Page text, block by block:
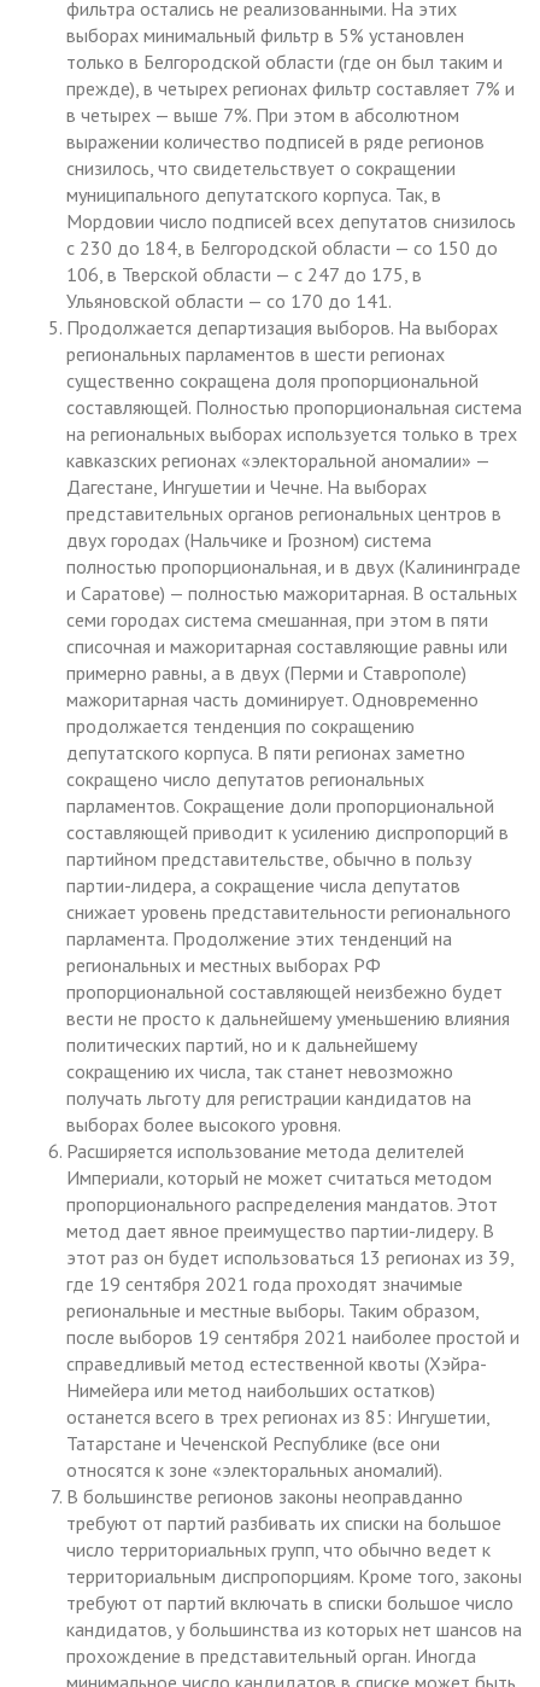
фильтра остались не реализованными. На этих
выборах минимальный фильтр в 5% установлен
только в Белгородской области (где он был таким и
прежде), в четырех регионах фильтр составляет 7% и
в четырех — выше 7%. При этом в абсолютном
выражении количество подписей в ряде регионов
снизилось, что свидетельствует о сокращении
муниципального депутатского корпуса. Так, в
Мордовии число подписей всех депутатов снизилось
с 230 до 184, в Белгородской области — со 150 до
106, в Тверской области — с 247 до 175, в
Ульяновской области — со 170 до 141.
Продолжается департизация выборов. На выборах
региональных парламентов в шести регионах
существенно сокращена доля пропорциональной
составляющей. Полностью пропорциональная система
на региональных выборах используется только в трех
кавказских регионах «электоральной аномалии» —
Дагестане, Ингушетии и Чечне. На выборах
представительных органов региональных центров в
двух городах (Нальчике и Грозном) система
полностью пропорциональная, и в двух (Калининграде
и Саратове) — полностью мажоритарная. В остальных
семи городах система смешанная, при этом в пяти
списочная и мажоритарная составляющие равны или
примерно равны, а в двух (Перми и Ставрополе)
мажоритарная часть доминирует. Одновременно
продолжается тенденция по сокращению
депутатского корпуса. В пяти регионах заметно
сокращено число депутатов региональных
парламентов. Сокращение доли пропорциональной
составляющей приводит к усилению диспропорций в
партийном представительстве, обычно в пользу
партии-лидера, а сокращение числа депутатов
снижает уровень представительности регионального
парламента. Продолжение этих тенденций на
региональных и местных выборах РФ
пропорциональной составляющей неизбежно будет
вести не просто к дальнейшему уменьшению влияния
политических партий, но и к дальнейшему
сокращению их числа, так станет невозможно
получать льготу для регистрации кандидатов на
выборах более высокого уровня.
Расширяется использование метода делителей
Империали, который не может считаться методом
пропорционального распределения мандатов. Этот
метод дает явное преимущество партии-лидеру. В
этот раз он будет использоваться 13 регионах из 39,
где 19 сентября 2021 года проходят значимые
региональные и местные выборы. Таким образом,
после выборов 19 сентября 2021 наиболее простой и
справедливый метод естественной квоты (Хэйра-
Нимейера или метод наибольших остатков)
останется всего в трех регионах из 85: Ингушетии,
Татарстане и Чеченской Республике (все они
относятся к зоне «электоральных аномалий).
В большинстве регионов законы неоправданно
требуют от партий разбивать их списки на большое
число территориальных групп, что обычно ведет к
территориальным диспропорциям. Кроме того, законы
требуют от партий включать в списки большое число
кандидатов, у большинства из которых нет шансов на
прохождение в представительный орган. Иногда
минимальное число кандидатов в списке может быть